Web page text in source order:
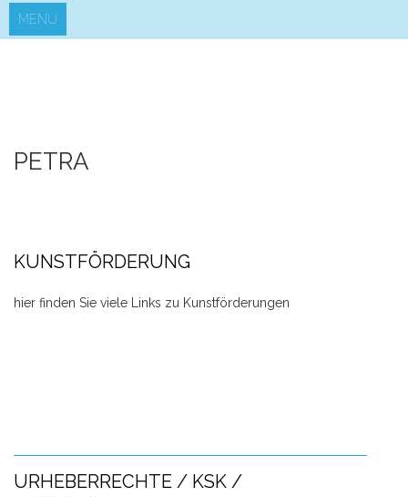
MENU
content
PETRA
KUNSTFÖRDERUNG
hier finden Sie viele Links zu Kunstförderungen
URHEBERRECHTE / KSK /